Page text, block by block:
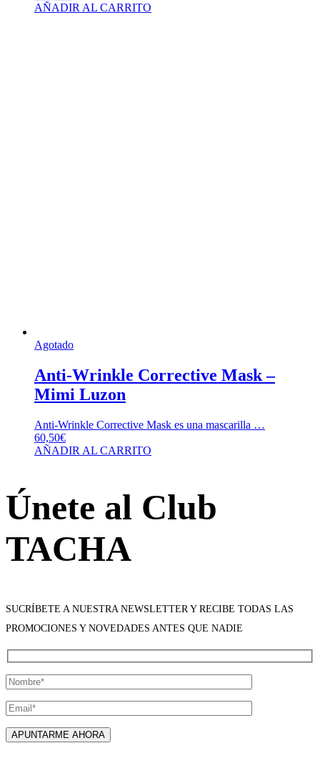
AÑADIR AL CARRITO
Agotado
Anti-Wrinkle Corrective Mask –
Mimi Luzon
Anti-Wrinkle Corrective Mask es una mascarilla …
60,50€
AÑADIR AL CARRITO
Únete al Club
TACHA
SUCRÍBETE A NUESTRA NEWSLETTER Y RECIBE TODAS LAS
PROMOCIONES Y NOVEDADES ANTES QUE NADIE